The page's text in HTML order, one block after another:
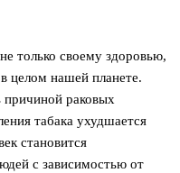
только своему здоровью,
целом нашей планете.
причиной раковых
табака ухудшается
становится
с зависимостью от